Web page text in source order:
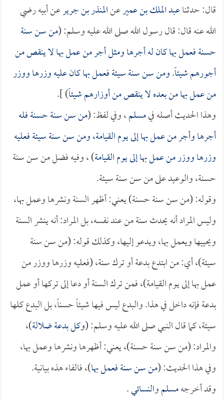
قال: حدثناعبد الملك بن عميرعنالمنذر بن جريرعن أبيه رضي
الله عنه قال: قال رسول الله صلى الله عليه وسلم: (من سن سنة
حسنة فعمل بها كان له أجرها ومثل أجر من عمل بها لا ينقص من
أجورهم شيئاً. ومن سن سنة سيئة فعمل بها كان عليه وزرها ووزر
من عمل بها من بعده لا ينقص من أوزارهم شيئاً) ].
وهذا الحديث أصله فيمسلم، وفي لفظ: (من سن سنة حسنة فله
أجرها وأجر من عمل بها إلى يوم القيامة، ومن سن سنة سيئة فعليه
وزرها ووزر من عمل بها إلى يوم القيامة) ، وفيه فضل من سن سنة
حسنة، والوعيد على من سن سنة سيئة.
وقوله: (من سن سنة حسنة) يعني: أظهر السنة ونشرها وعمل بها،
وليس المراد أنه يحدث سنة من عند نفسه، بل المراد: أنه ينشر السنة
ويحييها ويعمل بها، ويدعو إليها، وكذلك قوله: (من سن سنة
سيئة)، أي: من ابتدع بدعة أو ترك سنة، (فعليه وزرها ووزر من
عمل بها إلى يوم القيامة)، فمن ترك السنة أو دعا إلى تركها أو عمل
بدعة فإنه داخل في هذا. والبدع ليس فيها شيئاً حسناً، بل البدع كلها
سيئة، كما قال النبي صلى الله عليه وسلم: (وكل بدعة ضلالة)،
والمراد: (من سن سنة حسنة)، يعني: أظهرها ونشرها وعمل بها،
وفي هذا الحديث: (من سن سنة فعمل بها)، فالفاء هذه بيانية.
وقد أخرجهمسلموالنسائي.